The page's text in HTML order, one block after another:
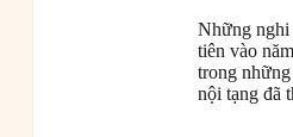
Những nghi
tiên vào
trong
nội tạng đã